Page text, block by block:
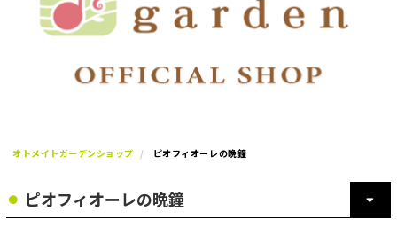
オトメイトガーデンショップ ピオフィオーレの晩鐘